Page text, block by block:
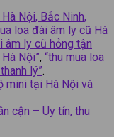
Nội, Bắc Ninh,
loa đài âm ly cũ Hà
âm ly cũ hỏng tận
Nội”, “thu mua loa
lý”.
mini tại Hà Nội và
cận – Uy tín, thu